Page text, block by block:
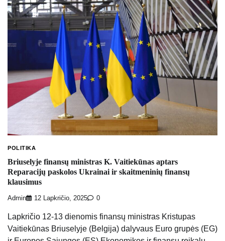
POLITIKA
Briuselyje finansų ministras K. Vaitiekūnas aptars
Reparacijų paskolos Ukrainai ir skaitmeninių finansų
klausimus
Admin 12 Lapkričio, 2025 0
Lapkričio 12-13 dienomis finansų ministras Kristupas
Vaitiekūnas Briuselyje (Belgija) dalyvaus Euro grupės (EG)